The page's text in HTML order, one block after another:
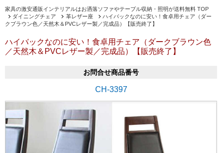
家具の激安通販インテリアルはお洒落ソファやテーブル収納・照明が送料無料 TOP
ダイニングチェア
革レザー座
ハイバックなのに安い！食卓用チェア（ダー
クブラウン色／天然木＆PVCレザー製／完成品）【販売終了】
ハイバックなのに安い！食卓用チェア（ダークブラウン色
／天然木＆PVCレザー製／完成品）【販売終了】
お問合せ商品番号
CH-3397